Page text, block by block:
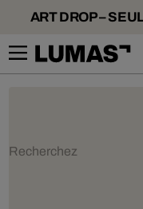
ART DROP –